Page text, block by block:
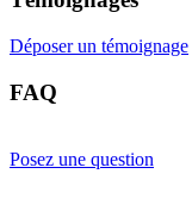
Déposer un témoignage
FAQ
Posez une question